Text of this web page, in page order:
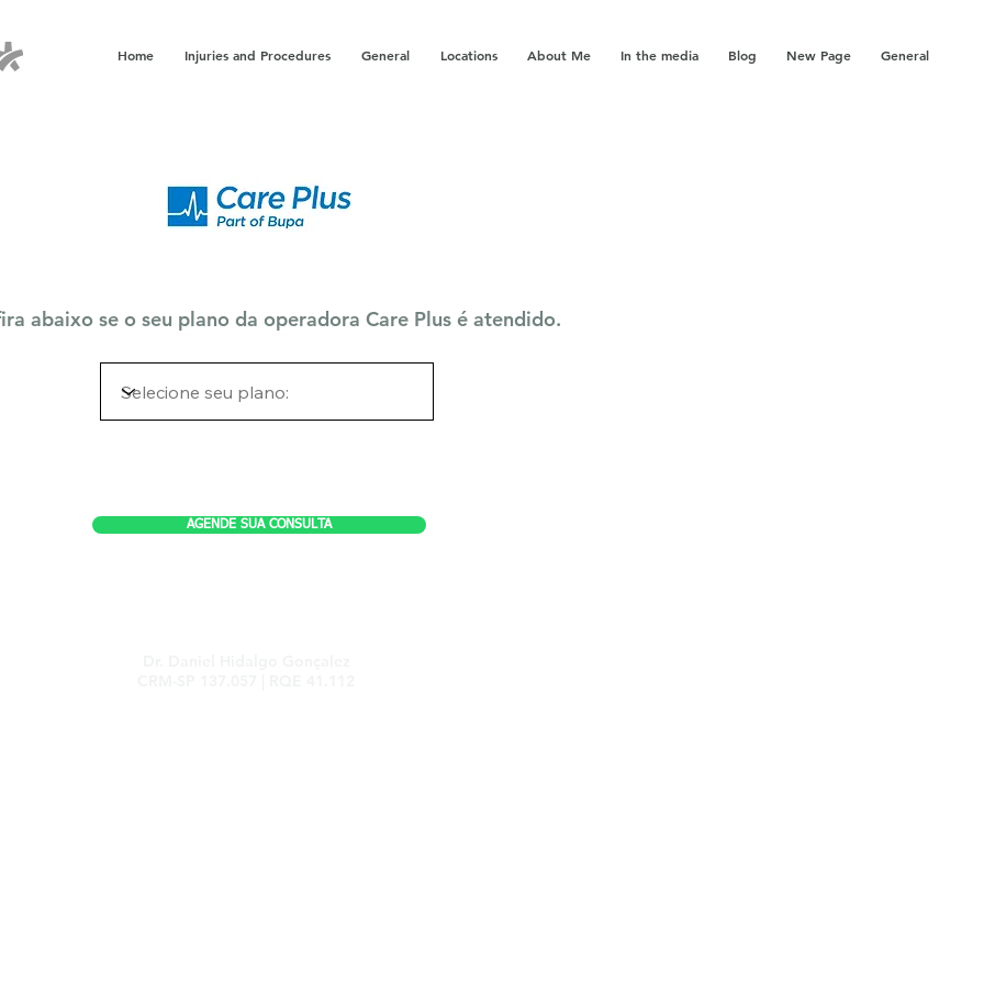
Home Injuries and Procedures General Locations About Me In the media Blog New Page General
abaixo se o seu plano da operadora Care Plus é atendido.
AGENDE SUA CONSULTA